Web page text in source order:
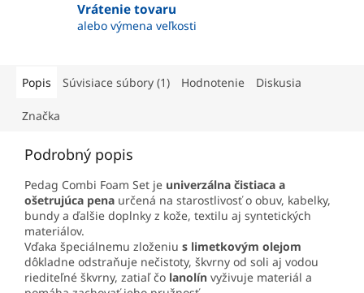
Vrátenie tovaru
alebo výmena veľkosti
Popis Súvisiace súbory (1) Hodnotenie Diskusia
Značka
Podrobný popis
Pedag Combi Foam Set je univerzálna čistiaca a
ošetrujúca pena určená na starostlivosť o obuv, kabelky,
bundy a ďalšie doplnky z kože, textilu aj syntetických
materiálov.
Vďaka špeciálnemu zloženiu s limetkovým olejom
dôkladne odstraňuje nečistoty, škvrny od soli aj vodou
riediteľné škvrny, zatiaľ čo lanolín vyživuje materiál a